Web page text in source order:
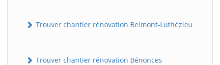
Trouver chantier rénovation Belmont-Luthézieu
Trouver chantier rénovation Bénonces